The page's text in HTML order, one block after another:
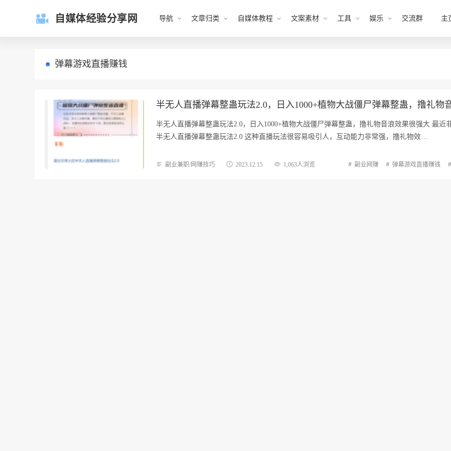
自媒体经验分享网 导航 文章归类 自媒体教程 文案素材 工具 娱乐 交流群 主
弹幕游戏直播赚钱
半无人直播弹幕整蛊玩法2.0，日入1000+植物大战僵尸弹幕整蛊，撸礼物
半无人直播弹幕整蛊玩法2.0，日入1000+植物大战僵尸弹幕整蛊，撸礼物音浪效果很强大 最近
半无人直播弹幕整蛊玩法2.0 这种直播玩法很容易吸引人，互动能力非常强，撸礼物效…
副业兼职/网赚技巧 2023.12.15 1,063人浏览 副业网赚 弹幕游戏直播赚钱